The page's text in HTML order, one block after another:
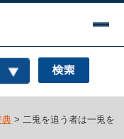
典> 二兎を追う者は一兎を